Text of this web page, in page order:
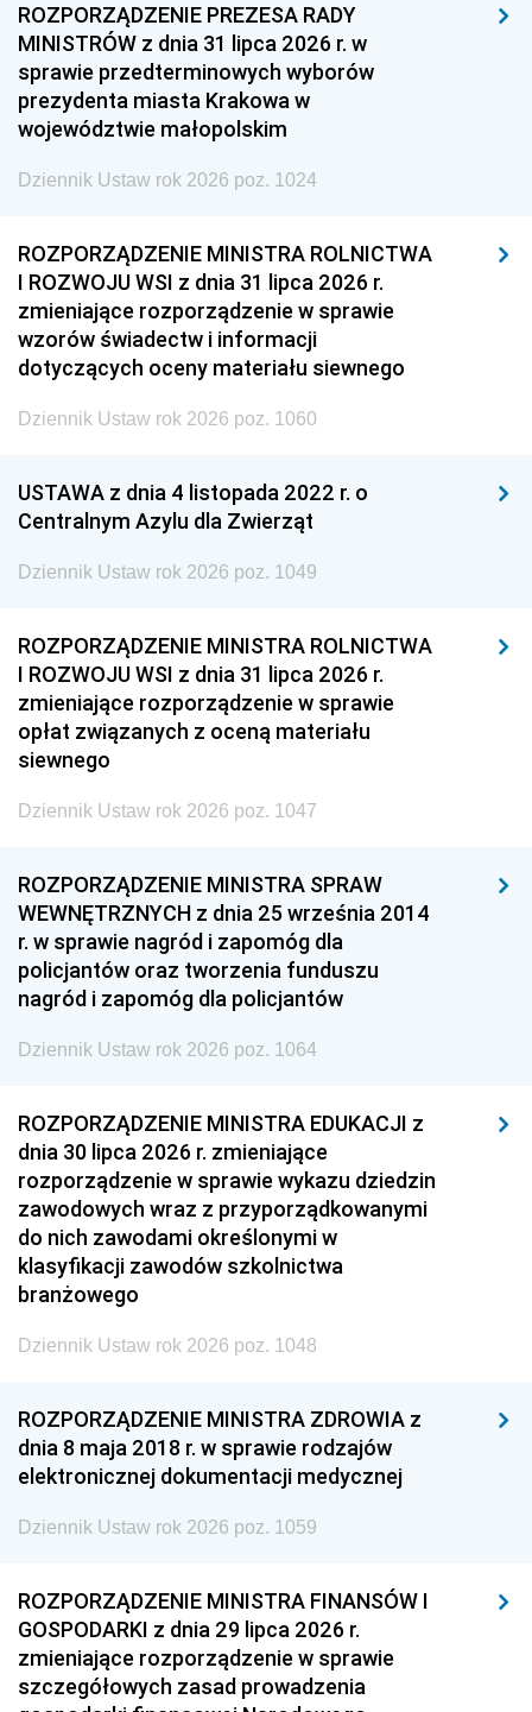
ROZPORZĄDZENIE PREZESA RADY
MINISTRÓW z dnia 31 lipca 2026 r. w
sprawie przedterminowych wyborów
prezydenta miasta Krakowa w
województwie małopolskim
Dziennik Ustaw rok 2026 poz. 1024
ROZPORZĄDZENIE MINISTRA ROLNICTWA
I ROZWOJU WSI z dnia 31 lipca 2026 r.
zmieniające rozporządzenie w sprawie
wzorów świadectw i informacji
dotyczących oceny materiału siewnego
Dziennik Ustaw rok 2026 poz. 1060
USTAWA z dnia 4 listopada 2022 r. o
Centralnym Azylu dla Zwierząt
Dziennik Ustaw rok 2026 poz. 1049
ROZPORZĄDZENIE MINISTRA ROLNICTWA
I ROZWOJU WSI z dnia 31 lipca 2026 r.
zmieniające rozporządzenie w sprawie
opłat związanych z oceną materiału
siewnego
Dziennik Ustaw rok 2026 poz. 1047
ROZPORZĄDZENIE MINISTRA SPRAW
WEWNĘTRZNYCH z dnia 25 września 2014
r. w sprawie nagród i zapomóg dla
policjantów oraz tworzenia funduszu
nagród i zapomóg dla policjantów
Dziennik Ustaw rok 2026 poz. 1064
ROZPORZĄDZENIE MINISTRA EDUKACJI z
dnia 30 lipca 2026 r. zmieniające
rozporządzenie w sprawie wykazu dziedzin
zawodowych wraz z przyporządkowanymi
do nich zawodami określonymi w
klasyfikacji zawodów szkolnictwa
branżowego
Dziennik Ustaw rok 2026 poz. 1048
ROZPORZĄDZENIE MINISTRA ZDROWIA z
dnia 8 maja 2018 r. w sprawie rodzajów
elektronicznej dokumentacji medycznej
Dziennik Ustaw rok 2026 poz. 1059
ROZPORZĄDZENIE MINISTRA FINANSÓW I
GOSPODARKI z dnia 29 lipca 2026 r.
zmieniające rozporządzenie w sprawie
szczegółowych zasad prowadzenia